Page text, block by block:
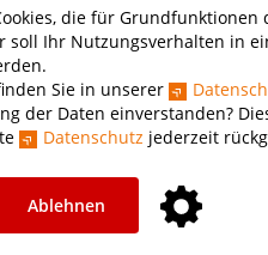
die für Grundfunktionen
soll Ihr Nutzungsverhalten in
Sie in unserer
der Daten einverstanden?
Datenschutz jederzeit
Ablehnen